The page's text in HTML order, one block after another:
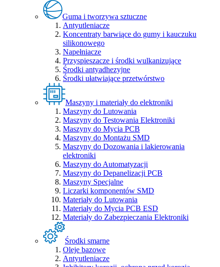
Guma i tworzywa sztuczne
Antyutleniacze
Koncentraty barwiące do gumy i kauczuku
silikonowego
Napełniacze
Przyspieszacze i środki wulkanizujące
Środki antyadhezyjne
Środki ułatwiające przetwórstwo
Maszyny i materiały do elektroniki
Maszyny do Lutowania
Maszyny do Testowania Elektroniki
Maszyny do Mycia PCB
Maszyny do Montażu SMD
Maszyny do Dozowania i lakierowania
elektroniki
Maszyny do Automatyzacji
Maszyny do Depanelizacji PCB
Maszyny Specjalne
Liczarki komponentów SMD
Materiały do Lutowania
Materiały do Mycia PCB ESD
Materiały do Zabezpieczania Elektroniki
Środki smarne
Oleje bazowe
Antyutleniacze